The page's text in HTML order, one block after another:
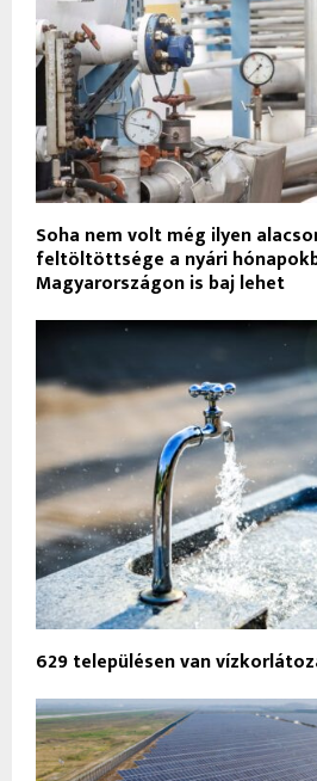
Soha nem volt még ilyen
feltöltöttsége a nyári
Magyarországon is baj lehet
629 településen van